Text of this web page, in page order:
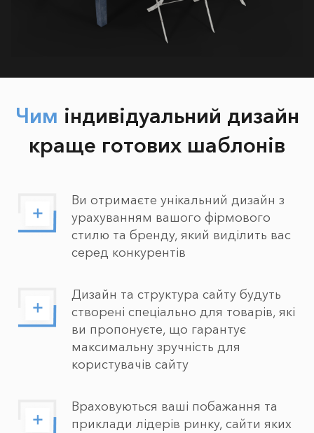
Чим індивідуальний дизайн
краще готових шаблонів
Ви отримаєте унікальний дизайн з
урахуванням вашого фірмового
стилю та бренду, який виділить вас
серед конкурентів
Дизайн та структура сайту будуть
створені спеціально для товарів, які
ви пропонуєте, що гарантує
максимальну зручність для
користувачів сайту
Враховуються ваші побажання та
приклади лідерів ринку, сайти яких